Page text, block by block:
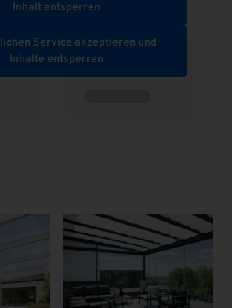
Inhalt entsperren
Service akzeptieren und
Inhalte entsperren